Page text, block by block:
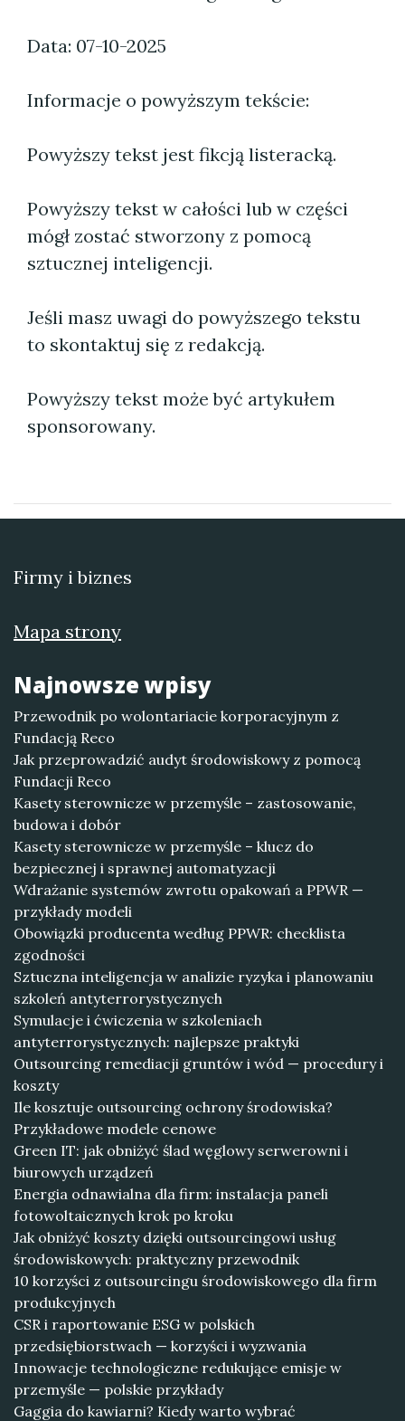
Data: 07-10-2025
Informacje o powyższym tekście:
Powyższy tekst jest fikcją listeracką.
Powyższy tekst w całości lub w części
mógł zostać stworzony z pomocą
sztucznej inteligencji.
Jeśli masz uwagi do powyższego tekstu
to skontaktuj się z redakcją.
Powyższy tekst może być artykułem
sponsorowany.
Firmy i biznes
Mapa strony
Najnowsze wpisy
Przewodnik po wolontariacie korporacyjnym z
Fundacją Reco
Jak przeprowadzić audyt środowiskowy z pomocą
Fundacji Reco
Kasety sterownicze w przemyśle – zastosowanie,
budowa i dobór
Kasety sterownicze w przemyśle – klucz do
bezpiecznej i sprawnej automatyzacji
Wdrażanie systemów zwrotu opakowań a PPWR —
przykłady modeli
Obowiązki producenta według PPWR: checklista
zgodności
Sztuczna inteligencja w analizie ryzyka i planowaniu
szkoleń antyterrorystycznych
Symulacje i ćwiczenia w szkoleniach
antyterrorystycznych: najlepsze praktyki
Outsourcing remediacji gruntów i wód — procedury i
koszty
Ile kosztuje outsourcing ochrony środowiska?
Przykładowe modele cenowe
Green IT: jak obniżyć ślad węglowy serwerowni i
biurowych urządzeń
Energia odnawialna dla firm: instalacja paneli
fotowoltaicznych krok po kroku
Jak obniżyć koszty dzięki outsourcingowi usług
środowiskowych: praktyczny przewodnik
10 korzyści z outsourcingu środowiskowego dla firm
produkcyjnych
CSR i raportowanie ESG w polskich
przedsiębiorstwach — korzyści i wyzwania
Innowacje technologiczne redukujące emisje w
przemyśle — polskie przykłady
Gaggia do kawiarni? Kiedy warto wybrać